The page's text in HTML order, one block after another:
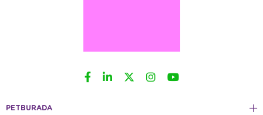
PETBURADA